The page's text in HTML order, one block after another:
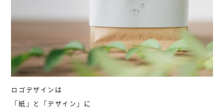
ロゴデザインは
「紙」と「デザイン」に